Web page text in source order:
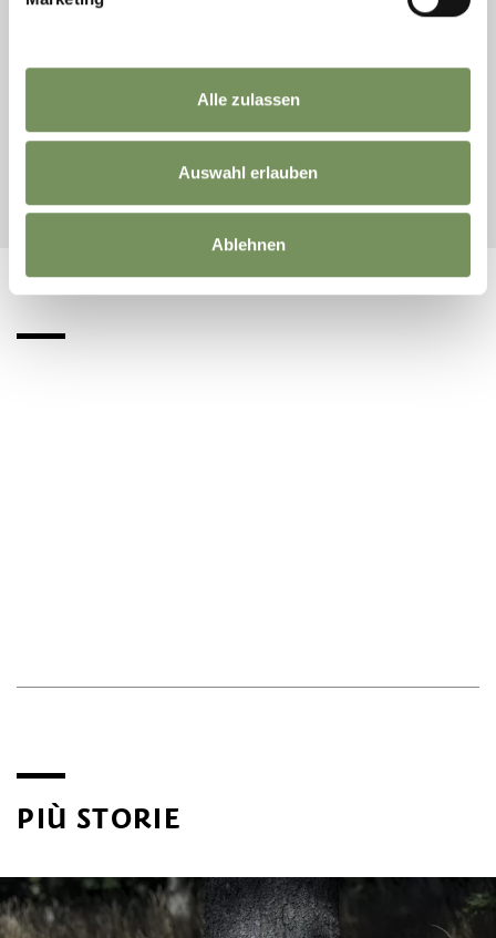
Alle zulassen
Auswahl erlauben
Ablehnen
PIÙ STORIE